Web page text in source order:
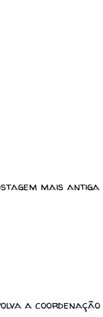
mais antiga
a coordenação